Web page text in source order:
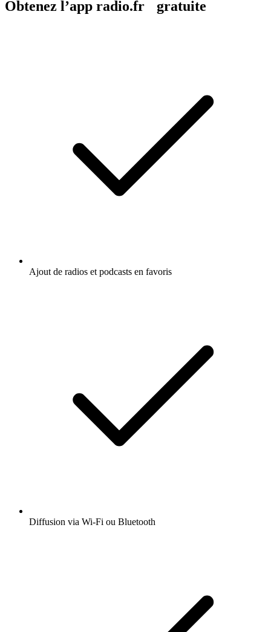
Obtenez l’app radio.fr gratuite
Ajout de radios et podcasts en favoris
Diffusion via Wi-Fi ou Bluetooth